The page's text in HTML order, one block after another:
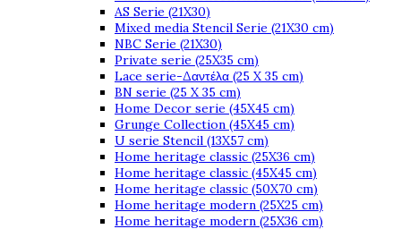
AS Serie (21X30)
Mixed media Stencil Serie (21X30 cm)
NBC Serie (21X30)
Private serie (25X35 cm)
Lace serie-Δαντέλα (25 X 35 cm)
BN serie (25 X 35 cm)
Home Decor serie (45X45 cm)
Grunge Collection (45X45 cm)
U serie Stencil (13X57 cm)
Home heritage classic (25X36 cm)
Home heritage classic (45X45 cm)
Home heritage classic (50X70 cm)
Home heritage modern (25X25 cm)
Home heritage modern (25X36 cm)